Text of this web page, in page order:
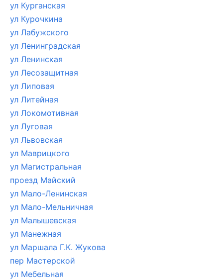
ул Курганская
ул Курочкина
ул Лабужского
ул Ленинградская
ул Ленинская
ул Лесозащитная
ул Липовая
ул Литейная
ул Локомотивная
ул Луговая
ул Львовская
ул Маврицкого
ул Магистральная
проезд Майский
ул Мало-Ленинская
ул Мало-Мельничная
ул Малышевская
ул Манежная
ул Маршала Г.К. Жукова
пер Мастерской
ул Мебельная